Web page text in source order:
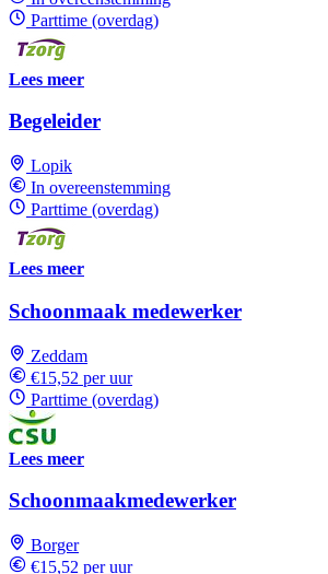
Parttime (overdag)
Lees meer
Begeleider
Lopik
In overeenstemming
Parttime (overdag)
Lees meer
Schoonmaak medewerker
Zeddam
€15,52 per uur
Parttime (overdag)
Lees meer
Schoonmaakmedewerker
Borger
€15,52 per uur